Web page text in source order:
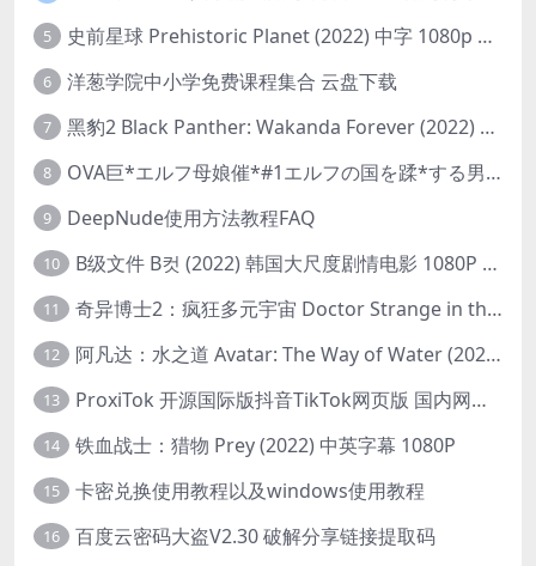
5 史前星球 Prehistoric Planet (2022) 中字 1080p 高清 阿里云盘 2022.5.27已更新全集
6 洋葱学院中小学免费课程集合 云盘下载
7 黑豹2 Black Panther: Wakanda Forever (2022) 高清版
8 OVA巨*エルフ母娘催*#1エルフの国を蹂*する男。汚された女王と姫
9 DeepNude使用方法教程FAQ
10 B级文件 B컷 (2022) 韩国大尺度剧情电影 1080P 中字
11 奇异博士2：疯狂多元宇宙 Doctor Strange in the Multiverse of Madness (2022) 高清版1080p
12 阿凡达：水之道 Avatar: The Way of Water (2022) 1080p 2k 4k 中文字幕
13 ProxiTok 开源国际版抖音TikTok网页版 国内网络直连
14 铁血战士：猎物 Prey (2022) 中英字幕 1080P
15 卡密兑换使用教程以及windows使用教程
16 百度云密码大盗V2.30 破解分享链接提取码